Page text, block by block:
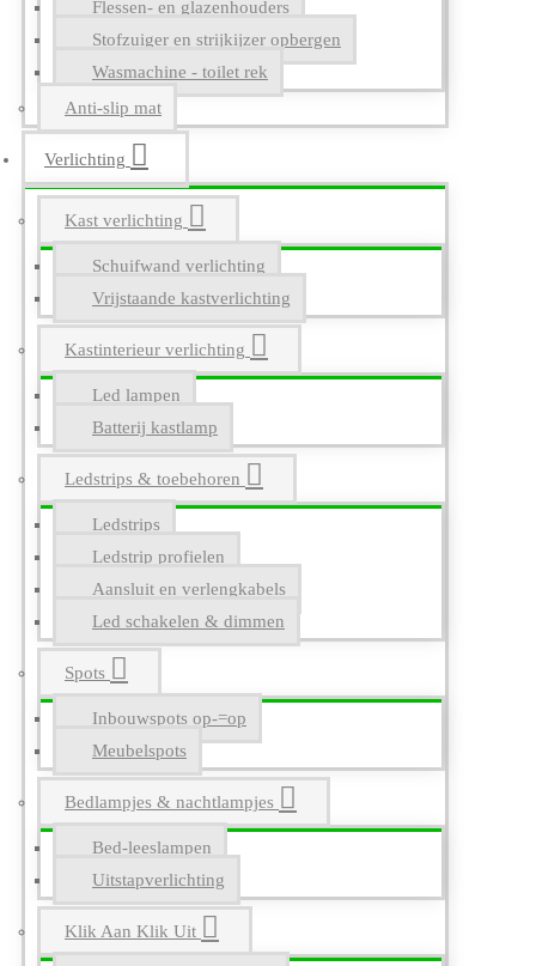
Flessen- en glazenhouders
Stofzuiger en strijkijzer opbergen
Wasmachine - toilet rek
Anti-slip mat
Verlichting
Kast verlichting
Schuifwand verlichting
Vrijstaande kastverlichting
Kastinterieur verlichting
Led lampen
Batterij kastlamp
Ledstrips & toebehoren
Ledstrips
Ledstrip profielen
Aansluit en verlengkabels
Led schakelen & dimmen
Spots
Inbouwspots op-=op
Meubelspots
Bedlampjes & nachtlampjes
Bed-leeslampen
Uitstapverlichting
Klik Aan Klik Uit